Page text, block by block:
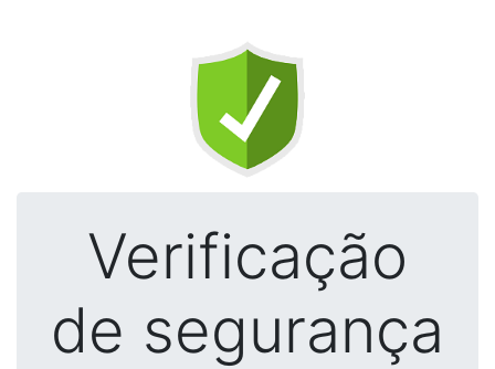
Verificação
de segurança